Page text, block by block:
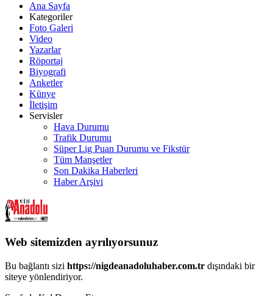
Ana Sayfa
Kategoriler
Foto Galeri
Video
Yazarlar
Röportaj
Biyografi
Anketler
Künye
İletişim
Servisler
Hava Durumu
Trafik Durumu
Süper Lig Puan Durumu ve Fikstür
Tüm Manşetler
Son Dakika Haberleri
Haber Arşivi
Web sitemizden ayrılıyorsunuz
Bu bağlantı sizi https://nigdeanadoluhaber.com.tr dışındaki bir
siteye yönlendiriyor.